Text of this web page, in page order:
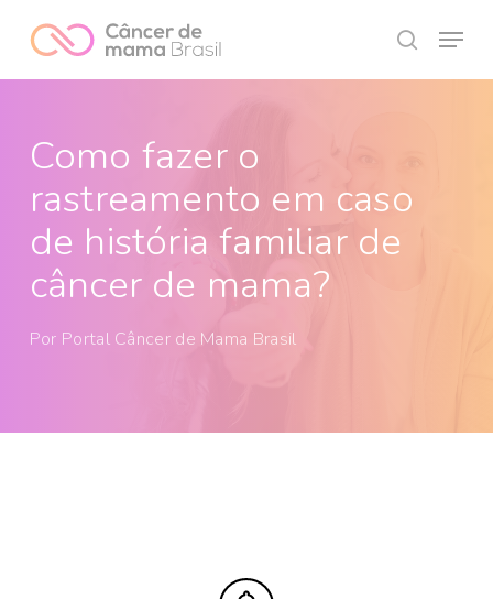
main
Menu
Como fazer o
rastreamento em caso
de história familiar de
câncer de mama?
Por Portal Câncer de Mama Brasil